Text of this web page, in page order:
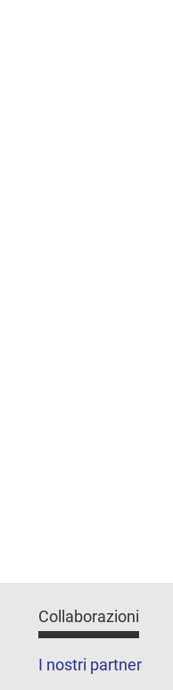
Collaborazioni
I nostri partner